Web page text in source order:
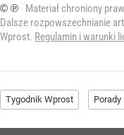
© ℗
Materiał chroniony
Dalsze rozpowszechnianie
Wprost. Regulamin i warunki
Tygodnik Wprost Porady